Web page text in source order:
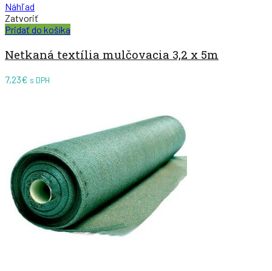
Náhľad
Zatvoriť
Pridať do košíka
Netkaná textília mulčovacia 3,2 x 5m
7,23€ s DPH